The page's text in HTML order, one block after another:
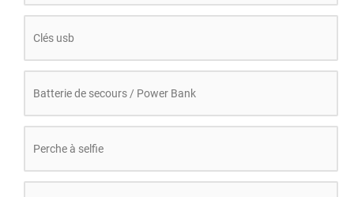
Clés usb
Batterie de secours / Power Bank
Perche à selfie